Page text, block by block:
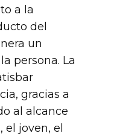
a la
del
un
persona. La
gracias a
al alcance
joven, el